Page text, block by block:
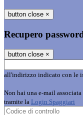
button close ×
Recupero
button close ×
all'indirizzo indicato con le
Non hai una e-mail
tramite la Login Spaggiari